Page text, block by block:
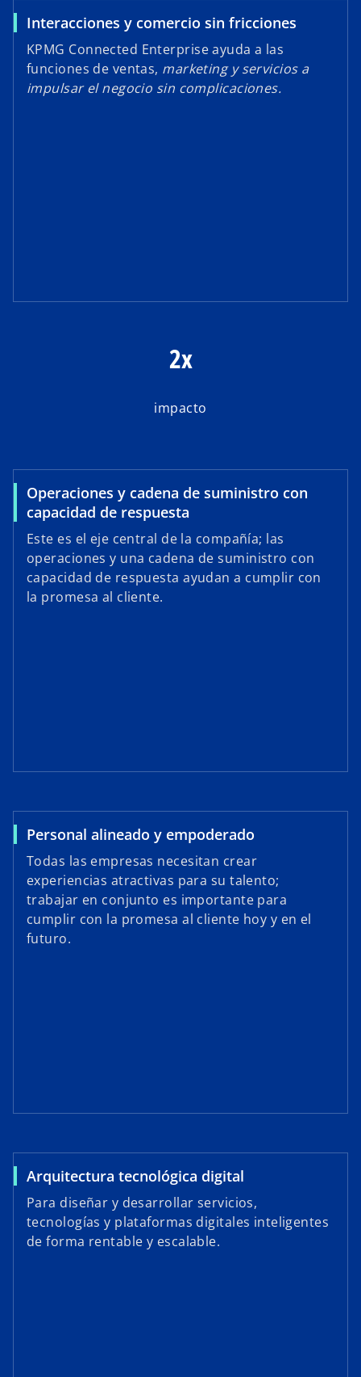
Interacciones y comercio sin fricciones
KPMG Connected Enterprise ayuda a las
funciones de ventas, marketingy servicios a
impulsar el negocio sin complicaciones.
2x
impacto
Operaciones y cadena de suministro con
capacidad de respuesta
Este es el eje central de la compañía; las
operaciones y una cadena de suministro con
capacidad de respuesta ayudan a cumplir con
la promesa al cliente.
Personal alineado y empoderado
Todas las empresas necesitan crear
experiencias atractivas para su talento;
trabajar en conjunto es importante para
cumplir con la promesa al cliente hoy y en el
futuro.
Arquitectura tecnológica digital
Para diseñar y desarrollar servicios,
tecnologías y plataformas digitales inteligentes
de forma rentable y escalable.